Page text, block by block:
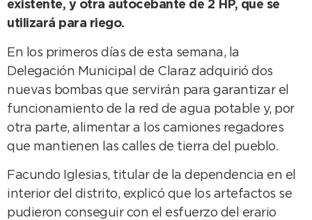
existente, y otra autocebante de 2 HP, que se
utilizará para riego.
En los primeros días de esta semana, la
Delegación Municipal de Claraz adquirió dos
nuevas bombas que servirán para garantizar el
funcionamiento de la red de agua potable y, por
otra parte, alimentar a los camiones regadores
que mantienen las calles de tierra del pueblo.
Facundo Iglesias, titular de la dependencia en el
interior del distrito, explicó que los artefactos se
pudieron conseguir con el esfuerzo del erario